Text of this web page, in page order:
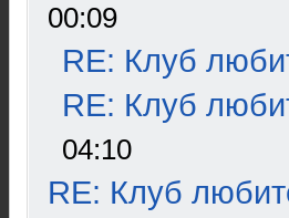
00:09
RE: Клуб
RE: Клуб
04:10
RE: Клуб